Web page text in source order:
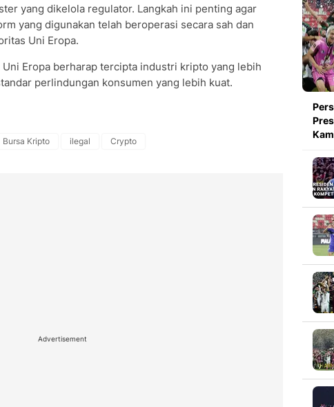
yang dikelola regulator. Langkah ini penting agar
yang digunakan telah beroperasi secara sah dan
Uni Eropa.
Eropa berharap tercipta industri kripto yang lebih
perlindungan konsumen yang lebih kuat.
Bursa Kripto ilegal Crypto
Advertisement